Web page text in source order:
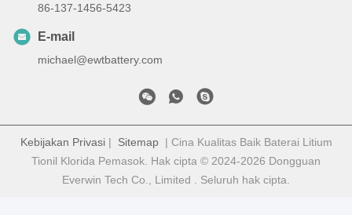
86-137-1456-5423
E-mail
michael@ewtbattery.com
Kebijakan Privasi| Sitemap| Cina Kualitas Baik Baterai Litium
Tionil Klorida Pemasok. Hak cipta © 2024-2026 Dongguan
Everwin Tech Co., Limited . Seluruh hak cipta.